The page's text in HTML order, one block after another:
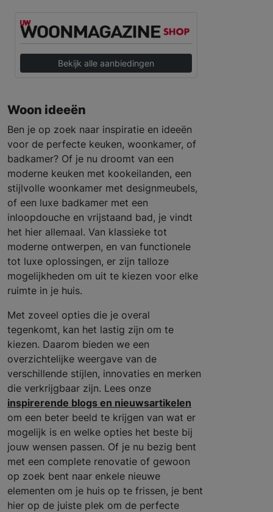
Bekijk alle aanbiedingen
Woon ideeën
Ben je op zoek naar inspiratie en ideeën
voor de perfecte keuken, woonkamer, of
badkamer? Of je nu droomt van een
moderne keuken met kookeilanden, een
stijlvolle woonkamer met designmeubels,
of een luxe badkamer met een
inloopdouche en vrijstaand bad, je vindt
het hier allemaal. Van klassieke tot
moderne ontwerpen, en van functionele
tot luxe oplossingen, er zijn talloze
mogelijkheden om uit te kiezen voor elke
ruimte in je huis.
Met zoveel opties die je overal
tegenkomt, kan het lastig zijn om te
kiezen. Daarom bieden we een
overzichtelijke weergave van de
verschillende stijlen, innovaties en merken
die verkrijgbaar zijn. Lees onze
inspirerende blogs en nieuwsartikelen
om een beter beeld te krijgen van wat er
mogelijk is en welke opties het beste bij
jouw wensen passen. Of je nu bezig bent
met een complete renovatie of gewoon
op zoek bent naar enkele nieuwe
elementen om je huis op te frissen, je bent
hier op de juiste plek om de perfecte